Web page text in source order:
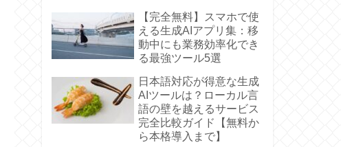
【完全無料】スマホで使
える生成AIアプリ集：移
動中にも業務効率化でき
る最強ツール5選
日本語対応が得意な生成
AIツールは？ローカル言
語の壁を越えるサービス
完全比較ガイド【無料か
ら本格導入まで】